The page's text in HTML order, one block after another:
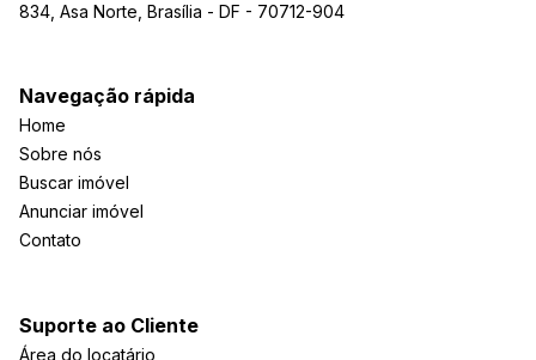
834, Asa Norte, Brasília - DF - 70712-904
Navegação rápida
Home
Sobre nós
Buscar imóvel
Anunciar imóvel
Contato
Suporte ao Cliente
Área do locatário